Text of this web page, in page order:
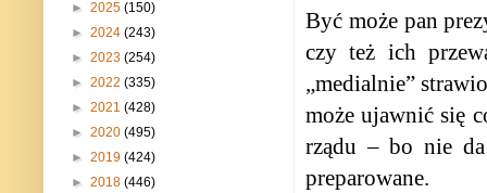
Być może pan
czy też ich
„medialnie”
może ujawnić się
rządu – bo nie
preparowane.
► 2025 (150)
► 2024 (243)
► 2023 (254)
► 2022 (335)
► 2021 (428)
► 2020 (495)
► 2019 (424)
► 2018 (446)